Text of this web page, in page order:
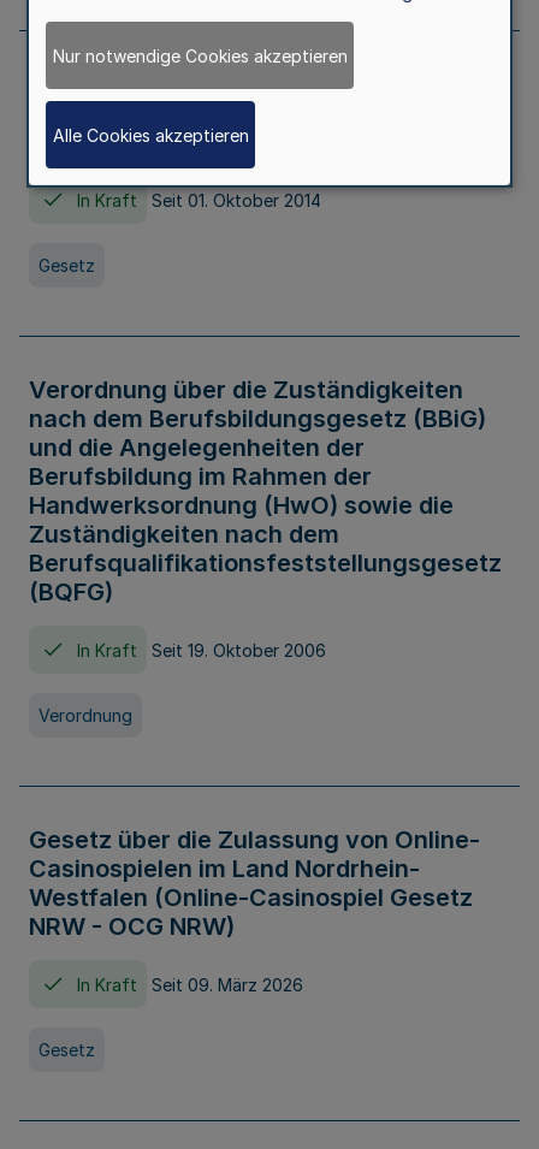
Gesetz über die Hochschulen des Landes
Nordrhein-Westfalen (Hochschulgesetz -
HG)
In Kraft Seit 01. Oktober 2014
Gesetz
Verordnung über die Zuständigkeiten
nach dem Berufsbildungsgesetz (BBiG)
und die Angelegenheiten der
Berufsbildung im Rahmen der
Handwerksordnung (HwO) sowie die
Zuständigkeiten nach dem
Berufsqualifikationsfeststellungsgesetz
(BQFG)
In Kraft Seit 19. Oktober 2006
Verordnung
Gesetz über die Zulassung von Online-
Casinospielen im Land Nordrhein-
Westfalen (Online-Casinospiel Gesetz
NRW - OCG NRW)
In Kraft Seit 09. März 2026
Gesetz
Nur notwendige Cookies akzeptieren
Alle Cookies akzeptieren